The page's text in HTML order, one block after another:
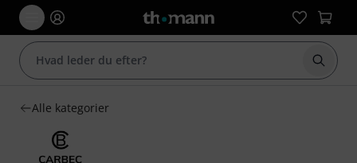
Start
Alle kategorier